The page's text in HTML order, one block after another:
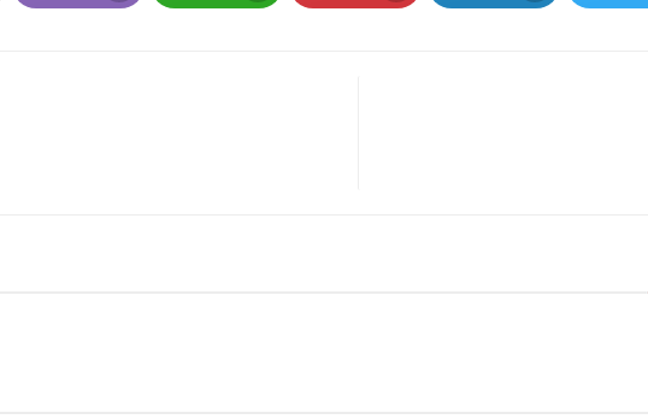
Twitter
LinkedIn
Pinterest
Whatsapp
Email